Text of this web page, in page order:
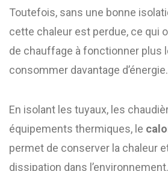
Toutefois, sans une bonne
cette chaleur est perdue, ce qui
de chauffage à fonctionner plus
consommer davantage d’énergie.
En isolant les tuyaux, les
équipements thermiques, le
permet de conserver la chaleur
dissipation dans